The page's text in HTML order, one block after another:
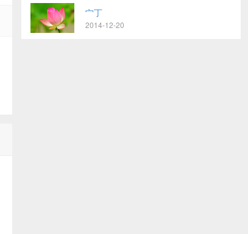
宀丁
2014-12-20